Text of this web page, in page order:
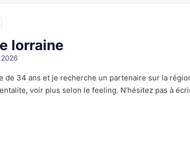
lorraine
2026
de 34 ans et je recherche un partenaire sur la
voir plus selon le feeling. N’hésitez pas à